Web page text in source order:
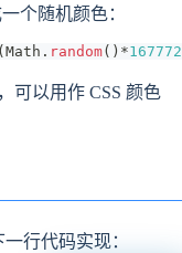
个随机颜色：
( Math . random( ) *
可以用作 CSS 颜色
行代码实现：